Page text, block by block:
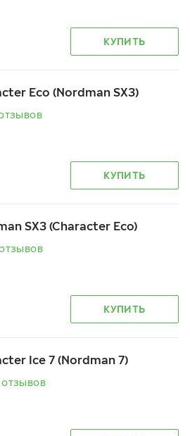
КУПИТЬ
Eco (Nordman SX3)
КУПИТЬ
SX3 (Character Eco)
КУПИТЬ
Ice 7 (Nordman 7)
отзывов